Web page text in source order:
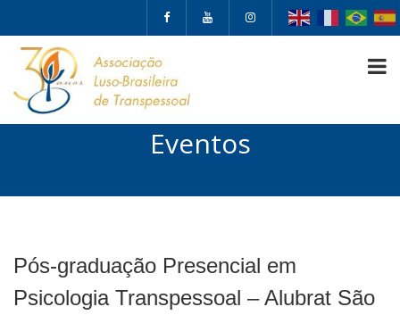
Eventos
Pós-graduação Presencial em
Psicologia Transpessoal – Alubrat São